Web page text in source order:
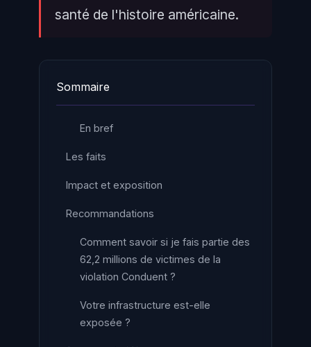
santé de l'histoire américaine.
Sommaire
En bref
Les faits
Impact et exposition
Recommandations
Comment savoir si je fais partie des
62,2 millions de victimes de la
violation Conduent ?
Votre infrastructure est-elle
exposée ?